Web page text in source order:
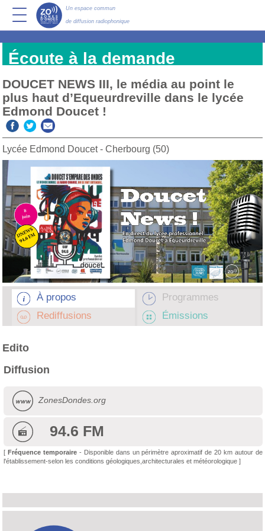
Un espace commun
de diffusion radiophonique
Écoute à la demande
DOUCET NEWS III, le média au point le
plus haut d’Equeurdreville dans le lycée
Edmond Doucet !
Lycée Edmond Doucet - Cherbourg (50)
À propos
Programmes
Rediffusions
Émissions
Edito
Diffusion
ZonesDondes.org
94.6 FM
[ Fréquence temporaire- Disponible dans un périmètre aproximatif de 20 km autour de
l'établissement-selon les conditions géologiques,architecturales et météorologique ]